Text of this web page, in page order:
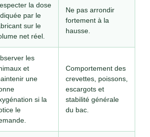
la dose
par le
sur le
net réel.
Ne pas arrondir
fortement à la
hausse.
les
et
une
si la
le
Comportement des
crevettes, poissons,
escargots et
stabilité générale
du bac.